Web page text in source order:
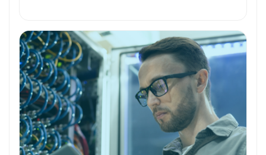
spontanée
Votre nom